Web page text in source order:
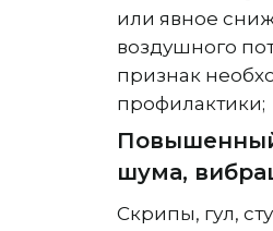
или явное
воздушного
признак
профилактики;
шума,
Скрипы, гул,